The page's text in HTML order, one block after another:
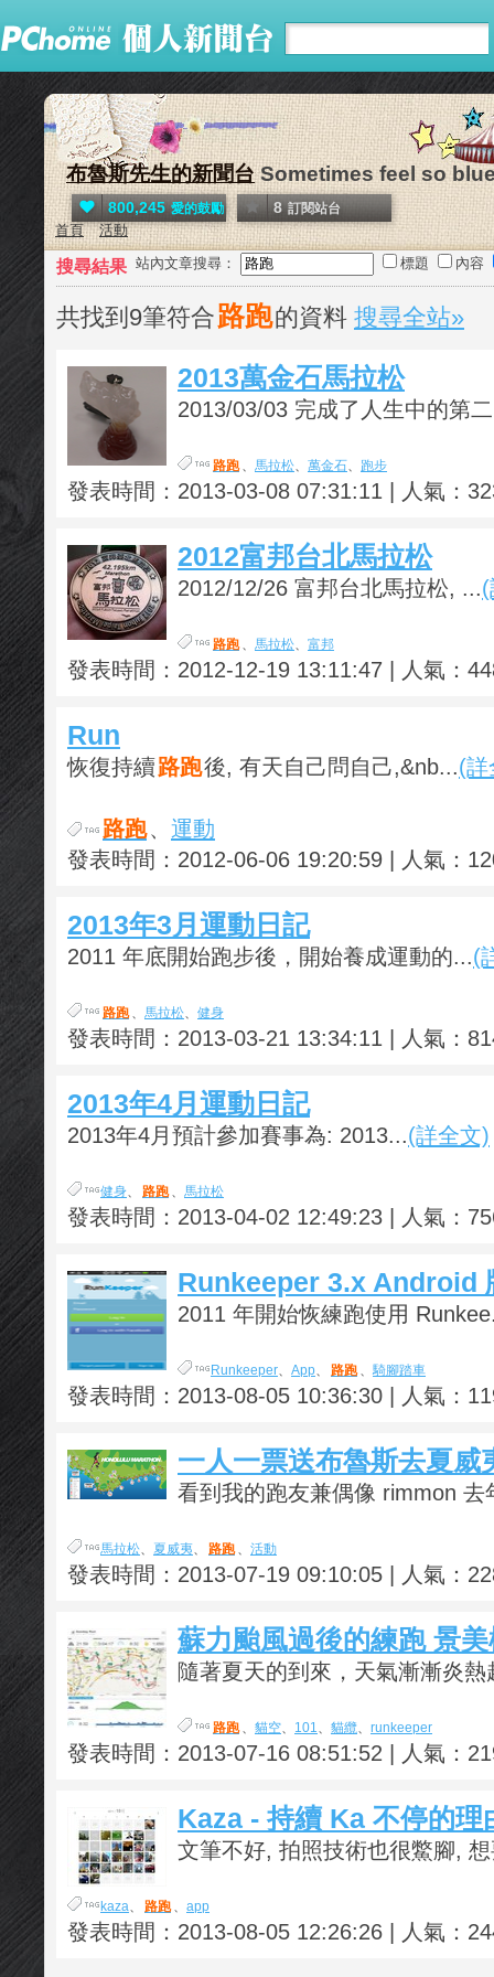
布魯斯先生的新聞台 Sometimes feel so
800,245 愛的鼓勵 8 訂閱站台
首頁 活動
搜尋結果 站內文章搜尋： 標題 內容
共找到9筆符合路跑的資料 搜尋全站»
2013萬金石馬拉松
2013/03/03 完成了人生中的第
路跑 、 馬拉松、 萬金石、 跑步
發表時間：2013-03-08 07:31:11 | 人氣：
2012富邦台北馬拉松
2012/12/26 富邦台北馬拉松, ...
路跑 、 馬拉松、 富邦
發表時間：2012-12-19 13:11:47 | 人氣：
Run
恢復持續路跑後, 有天自己問自己,&nb...(詳
路跑、 運動
發表時間：2012-06-06 19:20:59 | 人氣：
2013年3月運動日記
2011 年底開始跑步後，開始養成運動的...(
路跑 、 馬拉松、 健身
發表時間：2013-03-21 13:34:11 | 人氣：
2013年4月運動日記
2013年4月預計參加賽事為: 2013...(詳全文)
健身、 路跑 、 馬拉松
發表時間：2013-04-02 12:49:23 | 人氣：
Runkeeper 3.x Android
2011 年開始恢練跑使用
Runkeeper、 App、 路跑 、騎腳踏車
發表時間：2013-08-05 10:36:30 | 人氣：
一人一票送布魯斯去夏威
看到我的跑友兼偶像 rimmon 去
馬拉松、 夏威夷、 路跑 、 活動
發表時間：2013-07-19 09:10:05 | 人氣：
蘇力颱風過後的練跑 景
隨著夏天的到來，天氣漸漸炎
路跑 、 貓空、 101、 貓纜、 runkeeper
發表時間：2013-07-16 08:51:52 | 人氣：
Kaza - 持續 Ka 不停的理
文筆不好, 拍照技術也很鱉腳,
kaza、 路跑 、 app
發表時間：2013-08-05 12:26:26 | 人氣：